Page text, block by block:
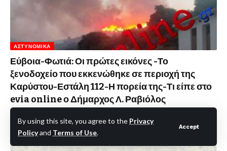
By using this site, you agree to the Privacy
Policyand Terms of Use.
Accept
ΑΣΤΥΝΟΜΙΚΆ
Εύβοια-Φωτιά: Οι πρώτες εικόνες -Το
ξενοδοχείο που εκκενώθηκε σε περιοχή της
Καρύστου-Εστάλη 112-Η πορεία της-Τι είπε στο
evia online ο Δήμαρχος Λ. Ραβιόλος